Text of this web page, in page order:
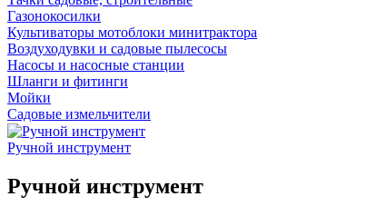
Газонокосилки
Культиваторы мотоблоки минитрактора
Воздуходувки и садовые пылесосы
Насосы и насосные станции
Шланги и фитинги
Мойки
Садовые измельчители
Ручной инструмент
Ручной инструмент